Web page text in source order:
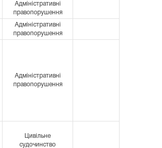
Адміністративні
правопорушення
Адміністративні
правопорушення
Адміністративні
правопорушення
Цивільне
судочинство